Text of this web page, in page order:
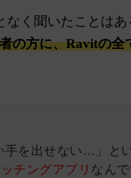
く聞いたことは
の方に、Ravitの全
手を出せない…」と
チングアプリ なんで